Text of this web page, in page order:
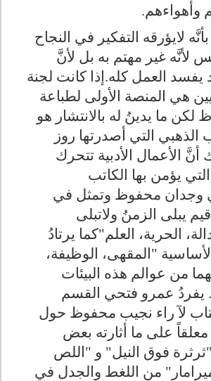
وأهواءهم.
لايؤرقه التفكير في النجاح
ليس لأنَّه غير مهتم به بل لأنَّ
يفسد العمل كله.إذا كانت لجنة
هي المنصة الأولى لطباعة
لكن ما يدينُ له بالانتشار هو
الذهبي التي أصدرتها روز
الأعمال الأدبية تتحرك
يؤمن بها الكاتب
وجدان محفوظ وتمثل في
يبلى الزمنُ ولاتبلى
الحرية، العلم"كما يرتادُ
"المقهى، الوظيفة،
من عوالم هذه البيئات
يفردُ عمرو فتحي القسم
لآ راء نجيب محفوظ حول
على ما أثارته بعض
"ثرثرة فوق النيل" و "اللص
من اللغط والجدل في